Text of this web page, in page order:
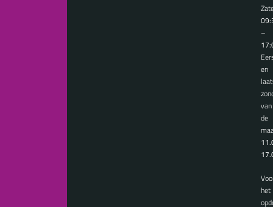
–
en
van
de
het